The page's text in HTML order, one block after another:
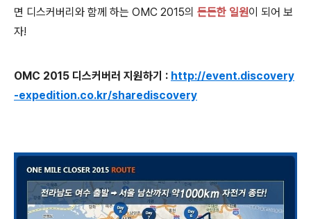
면 디스커버리와 함께 하는 OMC 2015의 든든한 일원이 되어 보
자!
OMC 2015 디스커버러 지원하기 : http://event.discovery
-expedition.co.kr/sharediscovery